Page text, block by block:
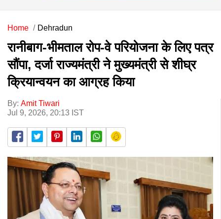
Home Dehradun
रानीबाग-भीमताल रोप-वे परियोजना के लिए पत्र
सौंपा, दर्जा राज्यमंत्री ने मुख्यमंत्री से शीघ्र
क्रियान्वयन का आग्रह किया
By: Amit Tiwari
Jul 9, 2026, 20:13 IST